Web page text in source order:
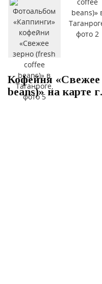
Кофейня «Свежее
beans)» на карте